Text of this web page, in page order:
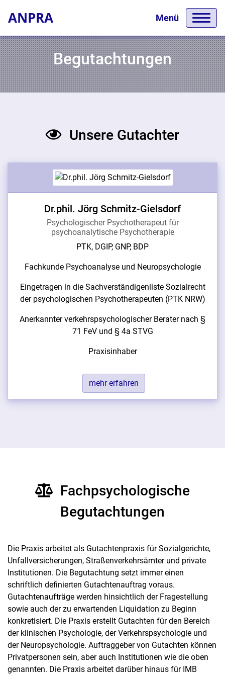
ANPRA Menü
Begutachtungen
Unsere Gutachter
Dr.phil. Jörg Schmitz-Gielsdorf
Psychologischer Psychotherapeut für
psychoanalytische Psychotherapie
PTK, DGIP, GNP, BDP
Fachkunde Psychoanalyse und Neuropsychologie
Eingetragen in die Sachverständigenliste Sozialrecht
der psychologischen Psychotherapeuten (PTK NRW)
Anerkannter verkehrspsychologischer Berater nach §
71 FeV und § 4a STVG
Praxisinhaber
mehr erfahren
Begutachtungen
Die Praxis arbeitet als Gutachtenpraxis für Sozialgerichte,
Unfallversicherungen, Straßenverkehrsämter und private
Institutionen. Die Begutachtung setzt immer einen
schriftlich definierten Gutachtenauftrag voraus.
Gutachtenaufträge werden hinsichtlich der Fragestellung
sowie auch der zu erwartenden Liquidation zu Beginn
konkretisiert. Die Praxis erstellt Gutachten für den Bereich
der klinischen Psychologie, der Verkehrspsychologie und
der Neuropsychologie. Auftraggeber von Gutachten können
Privatpersonen sein, aber auch Institutionen wie die oben
genannten. Die Praxis arbeitet darüber hinaus für IMB